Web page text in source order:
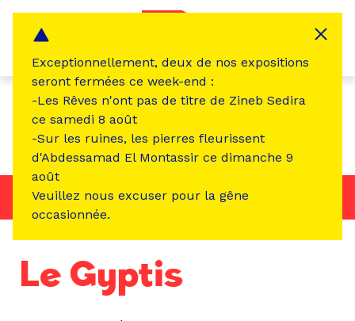
MagazineL'œil de la Friche
Dossiers
Le Gyptis
Exceptionnellement, deux de nos expositions
seront fermées ce week-end :
-Les Rêves n'ont pas de titre de Zineb Sedira
ce samedi 8 août
-Sur les ruines, les pierres fleurissent
d'Abdessamad El Montassir ce dimanche 9
août
Veuillez nous excuser pour la gêne
occasionnée.
Panneau de gestion des cookies